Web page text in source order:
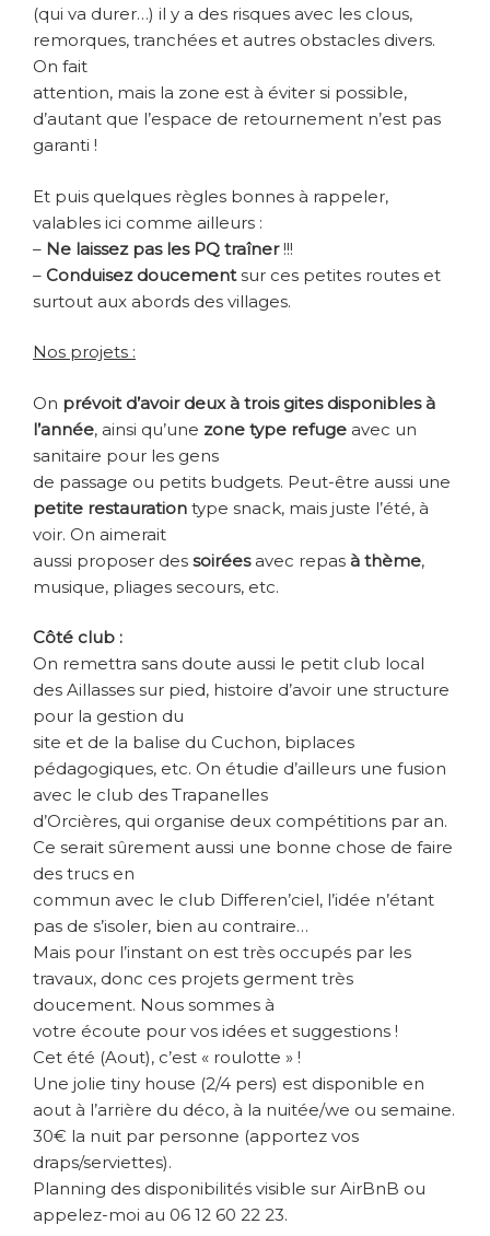
(qui va durer…) il y a des risques avec les clous,
remorques, tranchées et autres obstacles divers.
On fait
attention, mais la zone est à éviter si possible,
d’autant que l’espace de retournement n’est pas
garanti !
Et puis quelques règles bonnes à rappeler,
valables ici comme ailleurs :
– Ne laissez pas les PQ traîner!!!
– Conduisez doucementsur ces petites routes et
surtout aux abords des villages.
Nos projets :
On prévoit d’avoir deux à trois gites disponibles à
l’année, ainsi qu’une zone type refuge avec un
sanitaire pour les gens
de passage ou petits budgets. Peut-être aussi une
petite restauration type snack, mais juste l’été, à
voir. On aimerait
aussi proposer des soiréesavec repas à thème,
musique, pliages secours, etc.
Côté club :
On remettra sans doute aussi le petit club local
des Aillasses sur pied, histoire d’avoir une structure
pour la gestion du
site et de la balise du Cuchon, biplaces
pédagogiques, etc. On étudie d’ailleurs une fusion
avec le club des Trapanelles
d’Orcières, qui organise deux compétitions par an.
Ce serait sûrement aussi une bonne chose de faire
des trucs en
commun avec le club Differen’ciel, l’idée n’étant
pas de s’isoler, bien au contraire…
Mais pour l’instant on est très occupés par les
travaux, donc ces projets germent très
doucement. Nous sommes à
votre écoute pour vos idées et suggestions !
Cet été (Aout), c’est « roulotte » !
Une jolie tiny house (2/4 pers) est disponible en
aout à l’arrière du déco, à la nuitée/we ou semaine.
30€ la nuit par personne (apportez vos
draps/serviettes).
Planning des disponibilités visible sur AirBnB ou
appelez-moi au 06 12 60 22 23.